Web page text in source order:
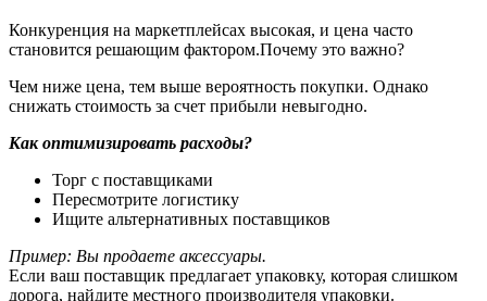
Конкуренция на маркетплейсах высокая, и цена часто
становится решающим фактором.Почему это важно?
Чем ниже цена, тем выше вероятность покупки. Однако
снижать стоимость за счет прибыли невыгодно.
Как оптимизировать расходы?
Торг с поставщиками
Пересмотрите логистику
Ищите альтернативных поставщиков
Пример: Вы продаете аксессуары.
Если ваш поставщик предлагает упаковку, которая слишком
дорога, найдите местного производителя упаковки.